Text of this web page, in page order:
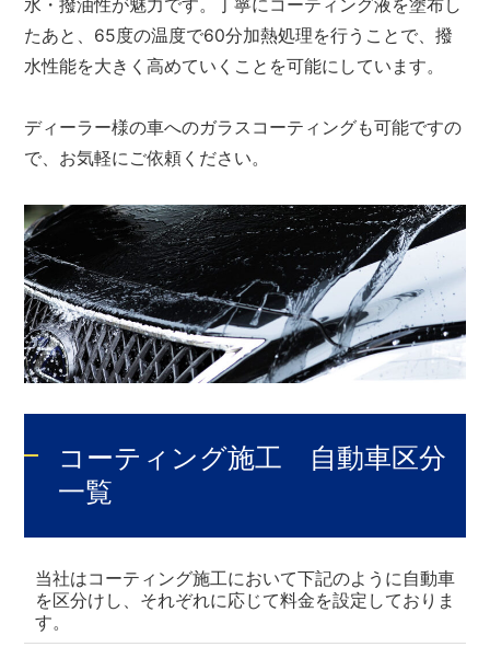
水・撥油性が魅力です。丁寧にコーティング液を塗布し
たあと、65度の温度で60分加熱処理を行うことで、撥
水性能を大きく高めていくことを可能にしています。
ディーラー様の車へのガラスコーティングも可能ですの
で、お気軽にご依頼ください。
コーティング施工 自動車区分
一覧
当社はコーティング施工において下記のように自動車
を区分けし、それぞれに応じて料金を設定しておりま
す。